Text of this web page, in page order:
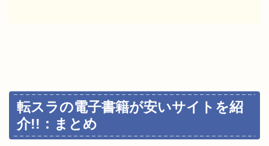
転スラの電子書籍が安いサイトを紹
介!!：まとめ